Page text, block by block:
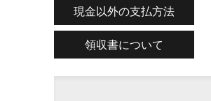
現金以外の支払方法
領収書について